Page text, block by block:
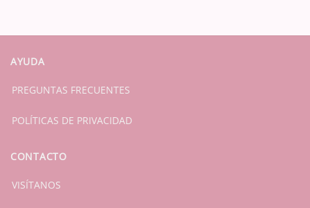
AYUDA
PREGUNTAS FRECUENTES
POLÍTICAS DE PRIVACIDAD
CONTACTO
VISÍTANOS